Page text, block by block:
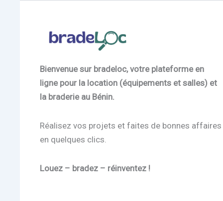
Bienvenue sur bradeloc, votre plateforme en
ligne pour la location (équipements et salles) et
la braderie au Bénin.
Réalisez vos projets et faites de bonnes affaires
en quelques clics.
Louez – bradez – réinventez !